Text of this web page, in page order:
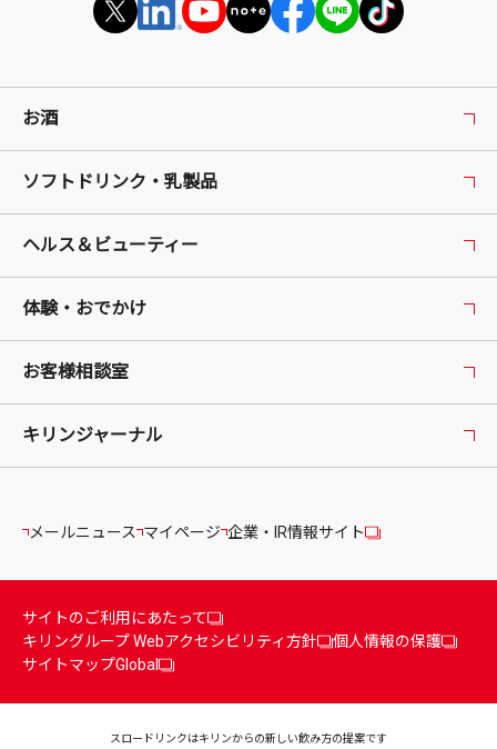
お酒
ソフトドリンク・乳製品
ヘルス＆ビューティー
体験・おでかけ
お客様相談室
キリンジャーナル
メールニュース マイページ 企業・IR情報サイト
サイトのご利用にあたって
キリングループ Webアクセシビリティ方針
個人情報の保護
サイトマップGlobal
スロードリンクはキリンからの新しい飲み方の提案です